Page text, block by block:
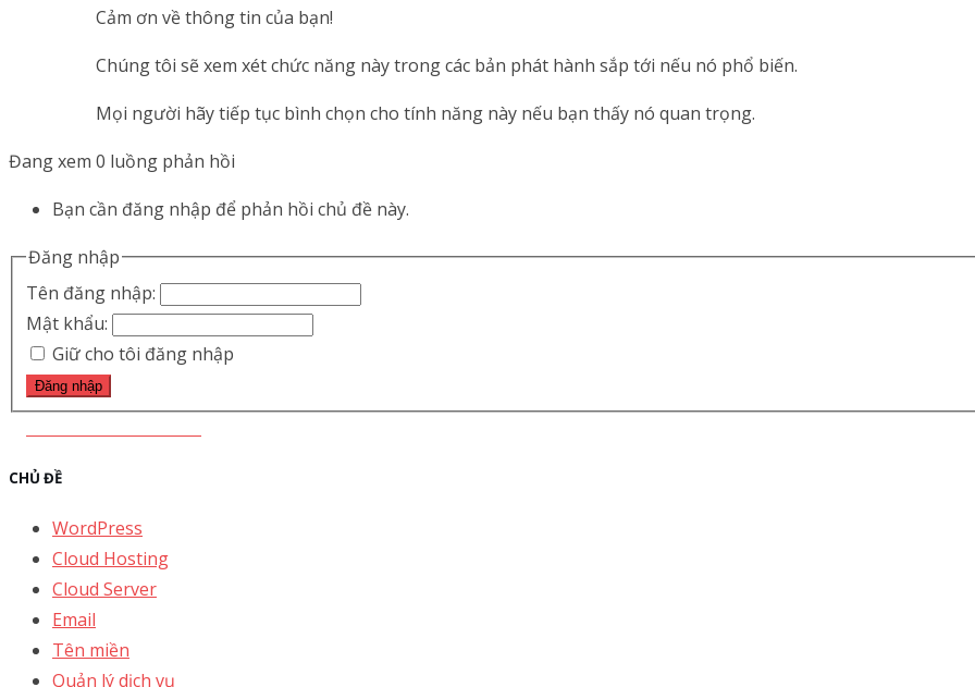
Cảm ơn về thông tin của bạn!
Chúng tôi sẽ xem xét chức năng này trong các bản phát hành sắp tới nếu nó phổ biến.
Mọi người hãy tiếp tục bình chọn cho tính năng này nếu bạn thấy nó quan trọng.
Đang xem 0 luồng phản hồi
Bạn cần đăng nhập để phản hồi chủ đề này.
Đăng nhập
Tên đăng nhập:
Mật khẩu:
Giữ cho tôi đăng nhập
Đăng nhập
CHỦ ĐỀ
WordPress
Cloud Hosting
Cloud Server
Email
Tên miền
Quản lý dịch vụ